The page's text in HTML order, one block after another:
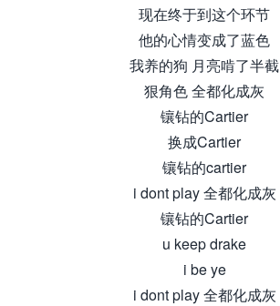
现在终于到这个环节
他的心情变成了蓝色
我养的狗 月亮啃了半截
狠角色 全都化成灰
镶钻的Cartier
换成Cartier
镶钻的cartier
i dont play 全都化成灰
镶钻的Cartier
u keep drake
i be ye
i dont play 全都化成灰